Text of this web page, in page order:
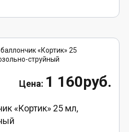
1 160руб.
«Кортик» 25 мл,